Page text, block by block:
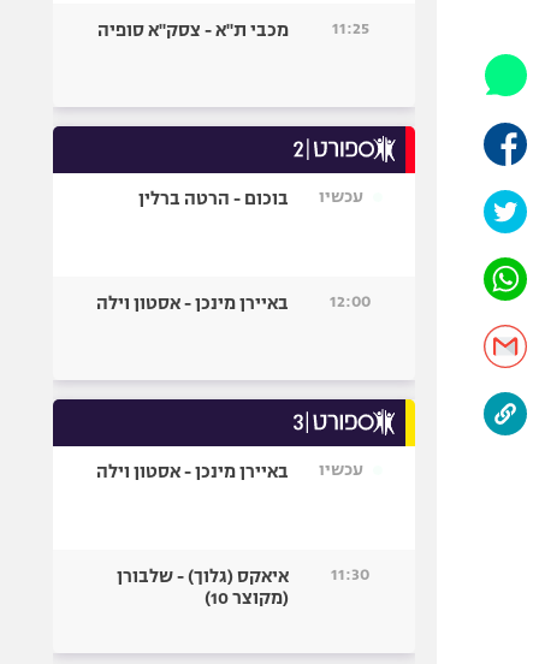
אופניים
כדורמים
פוטבול אמריקאי NFL
11:25 מכבי ת"א - צסק"א סופיה
עכשיו בוכום - הרטה ברלין
12:00 באיירן מינכן - אסטון וילה
עכשיו באיירן מינכן - אסטון וילה
11:30
איאקס (גלוך) - שלבורן
(מקוצר 10)